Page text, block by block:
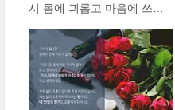
시 몸에 괴롭고 마음에 쓰지
많은 이로움을 얻을 수 있
다.